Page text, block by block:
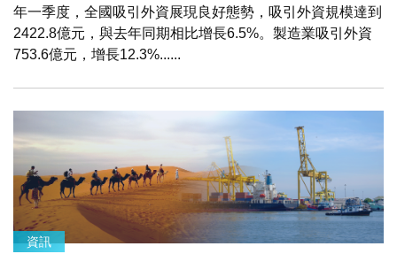
年一季度，全國吸引外資展現良好態勢，吸引外資規模達到
2422.8億元，與去年同期相比增長6.5%。製造業吸引外資
753.6億元，增長12.3%......
資訊